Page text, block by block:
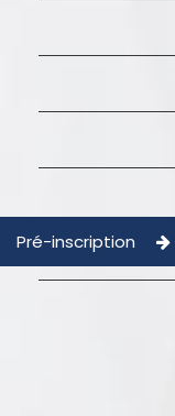
Pré-inscription